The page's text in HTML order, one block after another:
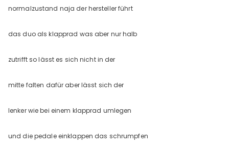
normalzustand naja der hersteller führt
das duo als klapprad was aber nur halb
zutrifft so lässt es sich nicht in der
mitte falten dafür aber lässt sich der
lenker wie bei einem klapprad umlegen
und die pedale einklappen das schrumpfen